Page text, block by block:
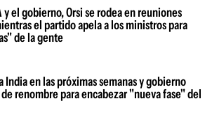
y el gobierno, Orsi se rodea en reuniones
el partido apela a los ministros para
de la gente
India en las próximas semanas y gobierno
renombre para encabezar "nueva fase" del